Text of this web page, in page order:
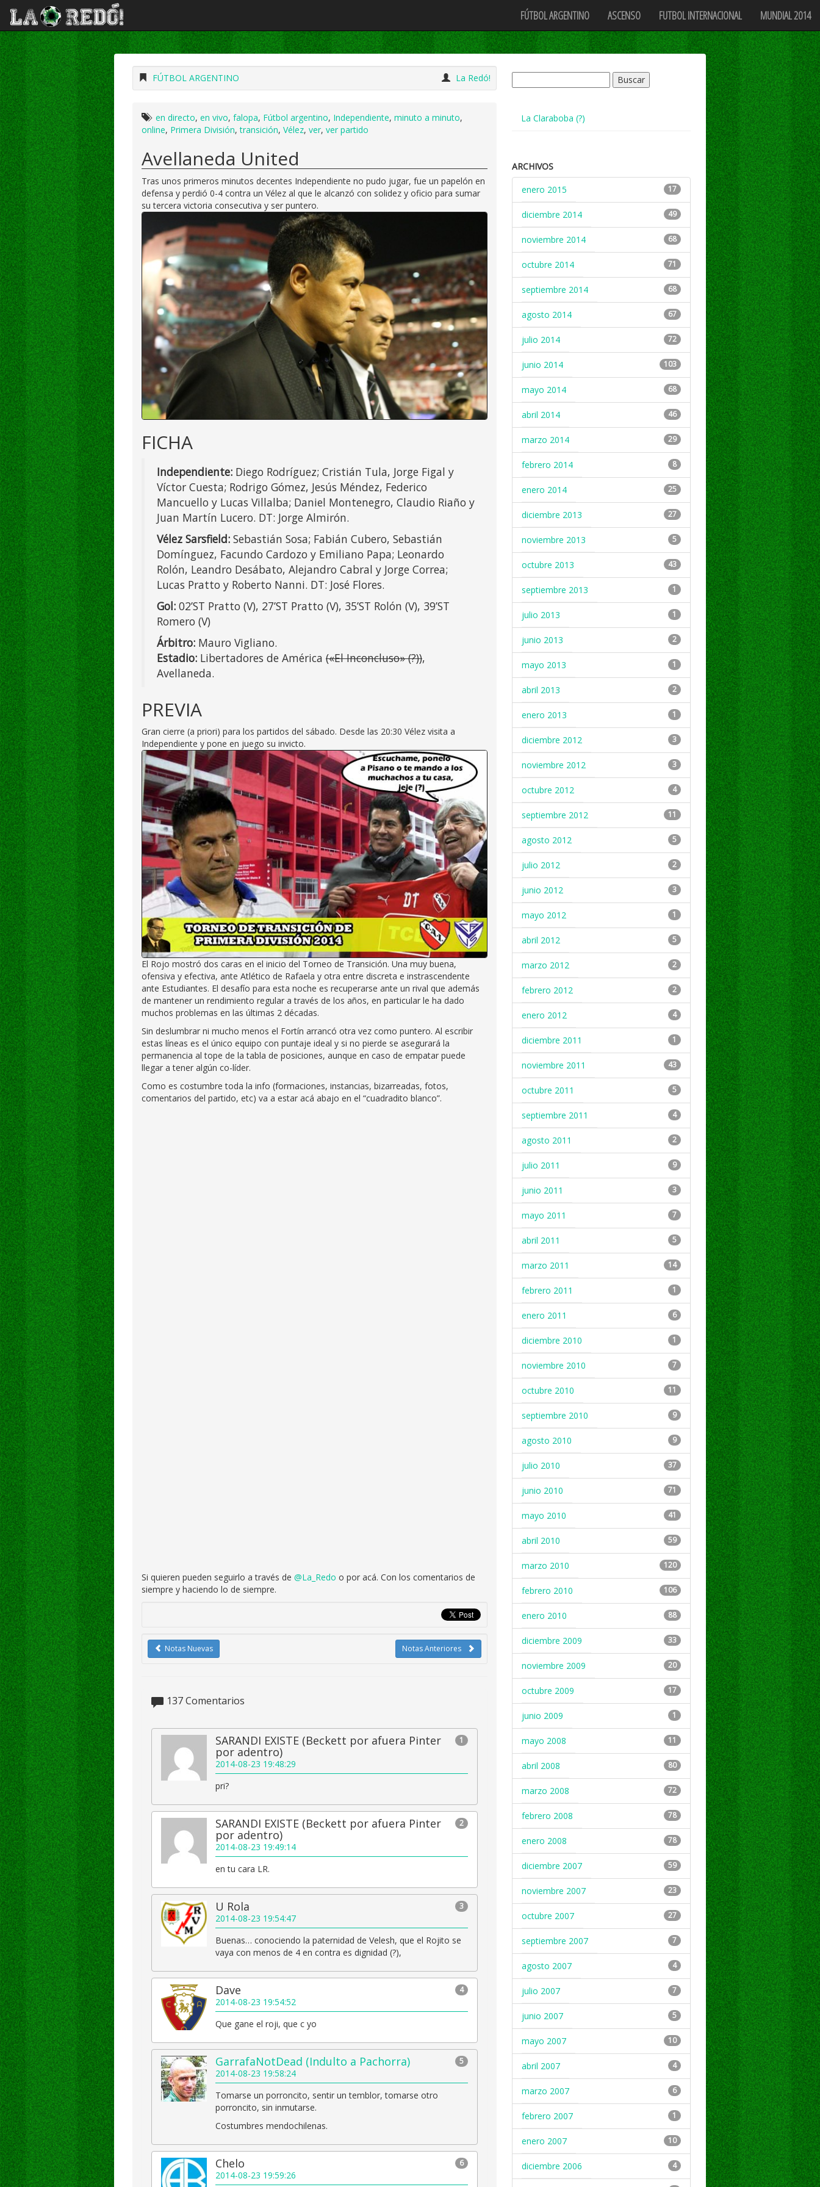
FÚTBOL ARGENTINO ASCENSO FUTBOL INTERNACIONAL MUNDIAL 2014
FÚTBOL ARGENTINO La Redó!
en directo, en vivo, falopa, Fútbol argentino, Independiente, minuto a minuto,
online, Primera División,transición, Vélez, ver, ver partido
Avellaneda United
Tras unos primeros minutos decentes Independiente no pudo jugar, fue un papelón en
defensa y perdió 0-4 contra un Vélez al que le alcanzó con solidez y oficio para sumar
su tercera victoria consecutiva y ser puntero.
FICHA
Independiente: Diego Rodríguez; Cristián Tula, Jorge Figal y
Víctor Cuesta; Rodrigo Gómez, Jesús Méndez, Federico
Mancuello y Lucas Villalba; Daniel Montenegro, Claudio Riaño y
Juan Martín Lucero. DT: Jorge Almirón.
Vélez Sarsfield: Sebastián Sosa; Fabián Cubero, Sebastián
Domínguez, Facundo Cardozo y Emiliano Papa; Leonardo
Rolón, Leandro Desábato, Alejandro Cabral y Jorge Correa;
Lucas Pratto y Roberto Nanni. DT: José Flores.
Gol: 02’ST Pratto (V), 27’ST Pratto (V), 35’ST Rolón (V), 39’ST
Romero (V)
Árbitro: Mauro Vigliano.
Estadio: Libertadores de América («El Inconcluso» (?)),
Avellaneda.
PREVIA
Gran cierre (a priori) para los partidos del sábado. Desde las 20:30 Vélez visita a
Independiente y pone en juego su invicto.
El Rojo mostró dos caras en el inicio del Torneo de Transición. Una muy buena,
ofensiva y efectiva, ante Atlético de Rafaela y otra entre discreta e instrascendente
ante Estudiantes. El desafío para esta noche es recuperarse ante un rival que además
de mantener un rendimiento regular a través de los años, en particular le ha dado
muchos problemas en las últimas 2 décadas.
Sin deslumbrar ni mucho menos el Fortín arrancó otra vez como puntero. Al escribir
estas líneas es el único equipo con puntaje ideal y si no pierde se asegurará la
permanencia al tope de la tabla de posiciones, aunque en caso de empatar puede
llegar a tener algún co-líder.
Como es costumbre toda la info (formaciones, instancias, bizarreadas, fotos,
comentarios del partido, etc) va a estar acá abajo en el “cuadradito blanco”.
Si quieren pueden seguirlo a través de @La_Redo o por acá. Con los comentarios de
siempre y haciendo lo de siempre.
Notas Anteriores
Notas Nuevas
137Comentarios
1
SARANDI EXISTE (Beckett por afuera Pinter
por adentro)
2014-08-23 19:48:29
pri?
2
SARANDI EXISTE (Beckett por afuera Pinter
por adentro)
2014-08-23 19:49:14
en tu cara LR.
3
U Rola
2014-08-23 19:54:47
Buenas… conociendo la paternidad de Velesh, que el Rojito se
vaya con menos de 4 en contra es dignidad (?),
4
Dave
2014-08-23 19:54:52
Que gane el roji, que c yo
5
GarrafaNotDead (Indulto a Pachorra)
2014-08-23 19:58:24
Tomarse un porroncito, sentir un temblor, tomarse otro
porroncito, sin inmutarse.
Costumbres mendochilenas.
6
Chelo
2014-08-23 19:59:26
La Claraboba (?)
ARCHIVOS
enero 2015
17
diciembre 2014 49
noviembre 2014 68
octubre 2014 71
septiembre 2014 68
agosto 2014 67
julio 2014 72
junio 2014 103
mayo 2014 68
abril 2014 46
marzo 2014 29
febrero 2014 8
enero 2014 25
diciembre 2013 27
noviembre 2013 5
octubre 2013 43
septiembre 2013 1
julio 2013 1
junio 2013 2
mayo 2013 1
abril 2013 2
enero 2013 1
diciembre 2012 3
noviembre 2012 3
octubre 2012 4
septiembre 2012 11
agosto 2012 5
julio 2012 2
junio 2012 3
mayo 2012 1
abril 2012 5
marzo 2012 2
febrero 2012 2
enero 2012 4
diciembre 2011 1
noviembre 2011 43
octubre 2011 5
septiembre 2011 4
agosto 2011 2
julio 2011 9
junio 2011 3
mayo 2011 7
abril 2011 5
marzo 2011 14
febrero 2011 1
enero 2011 6
diciembre 2010 1
noviembre 2010 7
octubre 2010 11
septiembre 2010 9
agosto 2010 9
julio 2010 37
junio 2010 71
mayo 2010 41
abril 2010 59
marzo 2010 120
febrero 2010 106
enero 2010 88
diciembre 2009 33
noviembre 2009 20
octubre 2009 17
junio 2009 1
mayo 2008 11
abril 2008 80
marzo 2008 72
febrero 2008 78
enero 2008 78
diciembre 2007 59
noviembre 2007 23
octubre 2007 27
septiembre 2007 7
agosto 2007 4
julio 2007 7
junio 2007 5
mayo 2007 10
abril 2007 4
marzo 2007 6
febrero 2007 1
enero 2007 10
diciembre 2006 4